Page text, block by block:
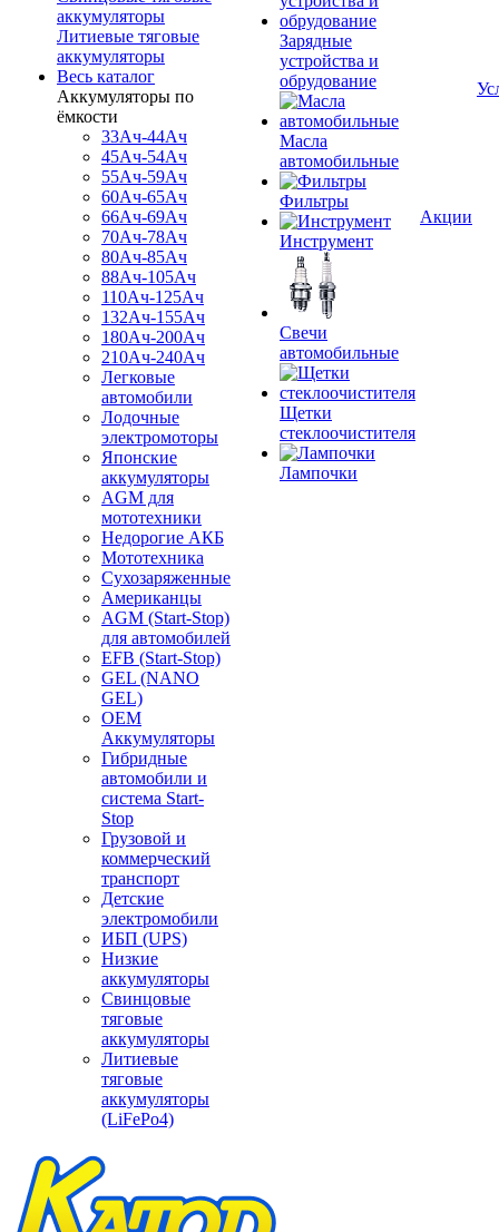
аккумуляторы
Литиевые тяговые
аккумуляторы
Весь каталог
Аккумуляторы по
ёмкости
33Ач-44Ач
45Ач-54Ач
55Ач-59Ач
60Ач-65Ач
66Ач-69Ач
70Ач-78Ач
80Ач-85Ач
88Ач-105Ач
110Ач-125Ач
132Ач-155Ач
180Ач-200Ач
210Ач-240Ач
Легковые
автомобили
Лодочные
электромоторы
Японские
аккумуляторы
AGM для
мототехники
Недорогие АКБ
Мототехника
Сухозаряженные
Американцы
AGM (Start-Stop)
для автомобилей
EFB (Start-Stop)
GEL (NANO
GEL)
OEM
Аккумуляторы
Гибридные
автомобили и
система Start-
Stop
Грузовой и
коммерческий
транспорт
Детские
электромобили
ИБП (UPS)
Низкие
аккумуляторы
Свинцовые
тяговые
аккумуляторы
Литиевые
тяговые
аккумуляторы
(LiFePo4)
Зарядные
устройства и
обрудование
Масла
автомобильные
Фильтры
Инструмент
Свечи
автомобильные
Щетки
стеклоочистителя
Лампочки
Акции